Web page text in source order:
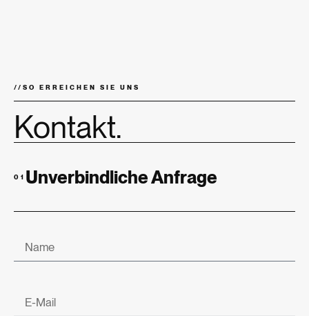
// SO ERREICHEN SIE UNS
Kontakt.
01 Unverbindliche Anfrage